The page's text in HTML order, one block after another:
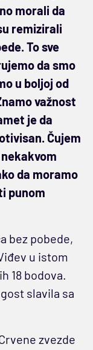
morali da
remizirali
To sve
da smo
u boljoj od
važnost
je da
Čujem
da moramo
punom
bez pobede,
u istom
18 bodova.
slavila sa
zvezde